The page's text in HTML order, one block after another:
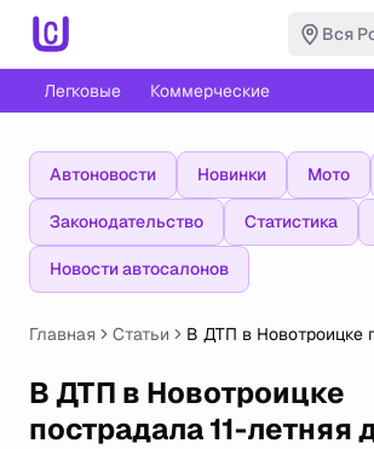
Вся
Легковые Коммерческие
Автоновости Новинки Мото
Законодательство Статистика
Новости автосалонов
Главная Статьи
В ДТП в Новотроицке
В ДТП в Новотроицке
пострадала 11-летняя